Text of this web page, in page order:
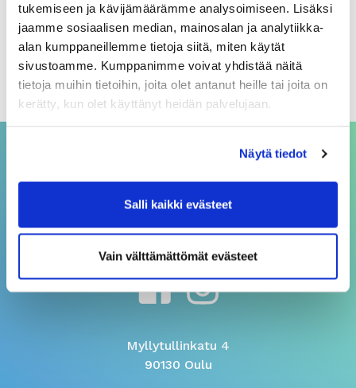
tukemiseen ja kävijämäärämme analysoimiseen. Lisäksi
jaamme sosiaalisen median, mainosalan ja analytiikka-
alan kumppaneillemme tietoja siitä, miten käytät
sivustoamme. Kumppanimme voivat yhdistää näitä
tietoja muihin tietoihin, joita olet antanut heille tai joita on
kerätty, kun olet käyttänyt heidän palvelujaan.
Näytä tiedot
Salli kaikki evästeet
Vain välttämättömät evästeet
elokuu 2026
heinäkuu 2026
kesäkuu 2026
asiakaspalvelu@sivakka.fi
p. 08 3148 190
Myllytullinkatu 4
90130 Oulu